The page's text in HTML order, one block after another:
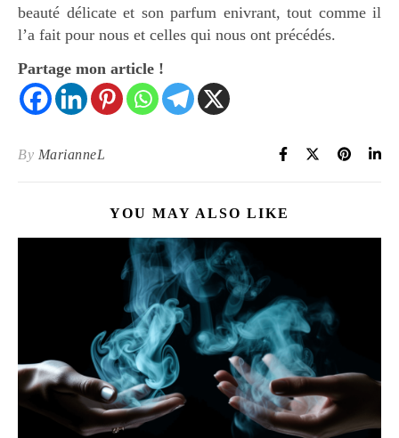
beauté délicate et son parfum enivrant, tout comme il
l’a fait pour nous et celles qui nous ont précédés.
Partage mon article !
By MarianneL
YOU MAY ALSO LIKE